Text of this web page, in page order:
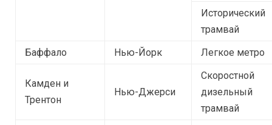
Исторический
трамвай
Баффало
Нью-Йорк Легкое метро
Камден и
Трентон
Нью-Джерси
Скоростной
дизельный
трамвай